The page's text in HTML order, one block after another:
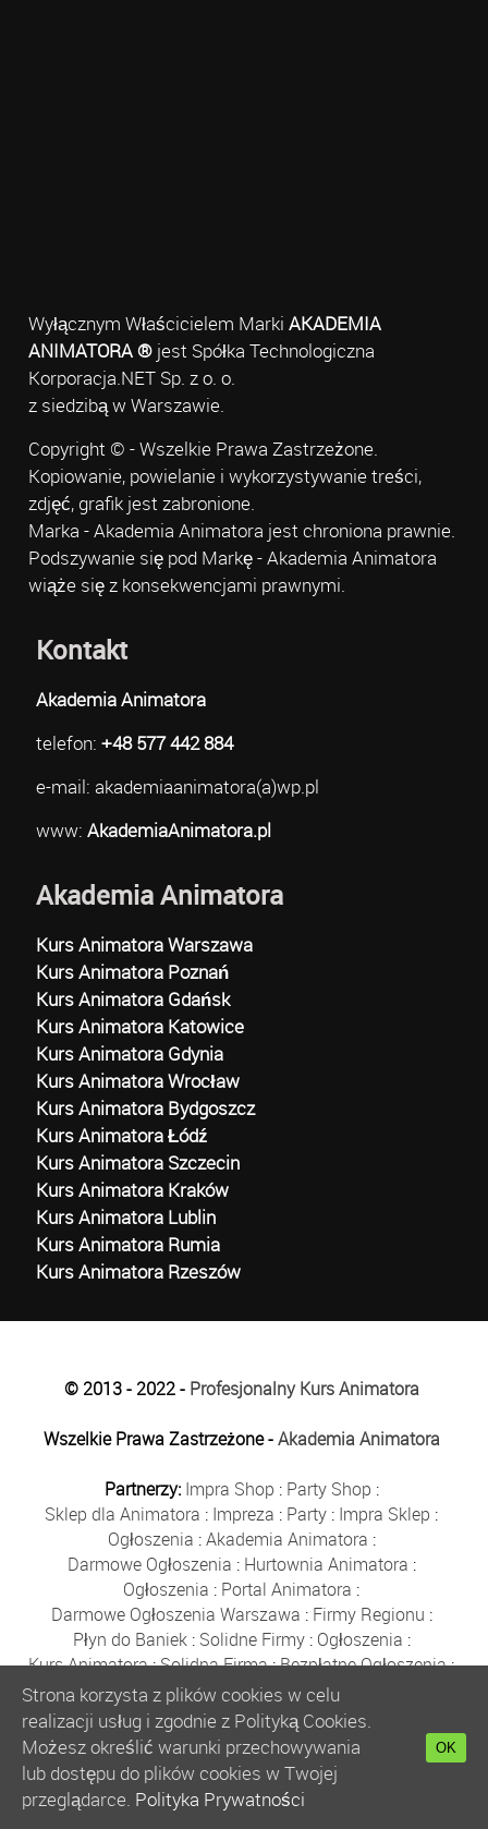
Wyłącznym Właścicielem Marki AKADEMIA
ANIMATORA ®jest Spółka Technologiczna
Korporacja.NET Sp. z o. o.
z siedzibą w Warszawie.
Copyright © - Wszelkie Prawa Zastrzeżone.
Kopiowanie, powielanie i wykorzystywanie treści,
zdjęć, grafik jest zabronione.
Marka - Akademia Animatora jest chroniona prawnie.
Podszywanie się pod Markę - Akademia Animatora
wiąże się z konsekwencjami prawnymi.
Kontakt
Akademia Animatora
telefon: +48 577 442 884
e-mail: akademiaanimatora(a)wp.pl
www: AkademiaAnimatora.pl
Akademia Animatora
Kurs Animatora Warszawa
Kurs Animatora Poznań
Kurs Animatora Gdańsk
Kurs Animatora Katowice
Kurs Animatora Gdynia
Kurs Animatora Wrocław
Kurs Animatora Bydgoszcz
Kurs Animatora Łódź
Kurs Animatora Szczecin
Kurs Animatora Kraków
Kurs Animatora Lublin
Kurs Animatora Rumia
Kurs Animatora Rzeszów
© 2013 - 2022 - Profesjonalny Kurs Animatora
Wszelkie Prawa Zastrzeżone -Akademia Animatora
Partnerzy: Impra Shop : Party Shop :
Sklep dla Animatora : Impreza : Party : Impra Sklep :
Ogłoszenia :Akademia Animatora :
Darmowe Ogłoszenia : Hurtownia Animatora :
Ogłoszenia : Portal Animatora :
Darmowe Ogłoszenia Warszawa : Firmy Regionu :
Płyn do Baniek: Solidne Firmy: Ogłoszenia :
Kurs Animatora:Solidna Firma:Bezpłatne Ogłoszenia:
Animator Czasu Wolnego:
Bezpłatne Ogłoszenia Warszawa:sklep animatora
Bańki Mydlane:Bezpłatne Ogłoszenia
Szkolenie Animatorów:Kurs Animatora
:
Kurs Animatora Warszawa :Rumia
Kurs Animatora Poznań:
Strona korzysta z plików cookies w celu
realizacji usług i zgodnie z Polityką Cookies.
Możesz określić warunki przechowywania
lub dostępu do plików cookies w Twojej
przeglądarce. Polityka Prywatności
OK